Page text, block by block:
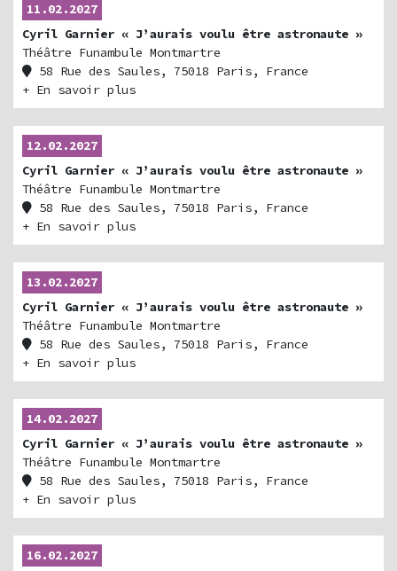
11.02.2027
Cyril Garnier « J’aurais voulu être astronaute »
Théâtre Funambule Montmartre
58 Rue des Saules, 75018 Paris, France
+ En savoir plus
12.02.2027
Cyril Garnier « J’aurais voulu être astronaute »
Théâtre Funambule Montmartre
58 Rue des Saules, 75018 Paris, France
+ En savoir plus
13.02.2027
Cyril Garnier « J’aurais voulu être astronaute »
Théâtre Funambule Montmartre
58 Rue des Saules, 75018 Paris, France
+ En savoir plus
14.02.2027
Cyril Garnier « J’aurais voulu être astronaute »
Théâtre Funambule Montmartre
58 Rue des Saules, 75018 Paris, France
+ En savoir plus
16.02.2027